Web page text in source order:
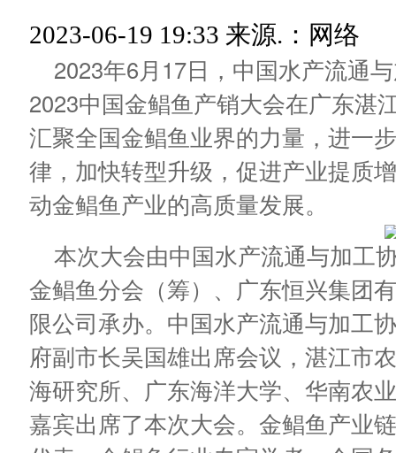
2023-06-19 19:33 来源.：网络
2023年6月17日，中国水产流通
2023中国金鲳鱼产销大会在广东湛
汇聚全国金鲳鱼业界的力量，进一
律，加快转型升级，促进产业提质
动金鲳鱼产业的高质量发展。
本次大会由中国水产流通与加工
金鲳鱼分会（筹）、广东恒兴集团
限公司承办。中国水产流通与加工
府副市长吴国雄出席会议，湛江市
海研究所、广东海洋大学、华南农
嘉宾出席了本次大会。金鲳鱼产业